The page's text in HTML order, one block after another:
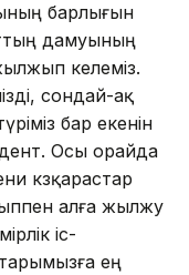
барлығын
дамуының
келеміз.
сондай-ақ
бар екенін
Осы орайда
көзқарастар
алға жылжу
іс-
ең